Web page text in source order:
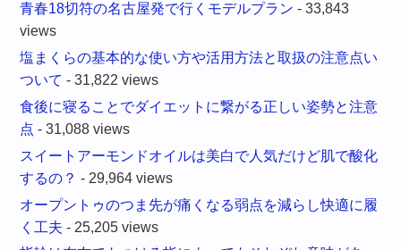
青春18切符の名古屋発で行くモデルプラン - 33,843
views
塩まくらの基本的な使い方や活用方法と取扱の注意点い
ついて - 31,822 views
食後に寝ることでダイエットに繋がる正しい姿勢と注意
点 - 31,088 views
スイートアーモンドオイルは美白で人気だけど肌で酸化
するの？ - 29,964 views
オープントゥのつま先が痛くなる弱点を減らし快適に履
く工夫 - 25,205 views